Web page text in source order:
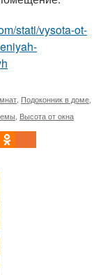
stati/vysota-ot-
Подоконник в доме
Высота от окна